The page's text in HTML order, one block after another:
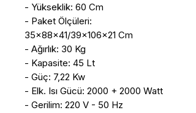
- Yükseklik: 60 Cm
- Paket Ölçüleri:
35x88x41/39x106x21 Cm
- Ağırlık: 30 Kg
- Kapasite: 45 Lt
- Güç: 7,22 Kw
- Elk. Isı Gücü: 2000 + 2000 Watt
- Gerilim: 220 V - 50 Hz